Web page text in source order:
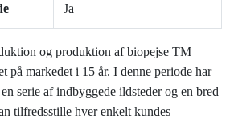
Ja
og produktion af biopejse TM
på markedet i 15 år. I denne periode har
serie af indbyggede ildsteder og en bred
tilfredsstille hver enkelt kundes